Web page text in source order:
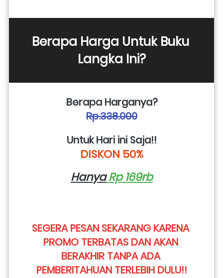
Berapa Harga Untuk Buku
Langka Ini?
Berapa Harganya?
Rp.338.000
Untuk Hari ini Saja!!
DISKON 50%
Hanya Rp 169rb
SEGERA PESAN SEKARANG KARENA
PROMO TERBATAS DAN AKAN
BERAKHIR TANPA ADA
PEMBERITAHUAN TERLEBIH DULU!!